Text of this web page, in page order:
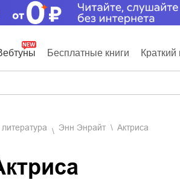
Бесплатные книги Краткий
Энн Энрайт Актриса